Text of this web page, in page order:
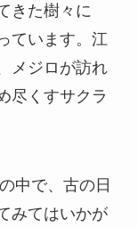
きた樹々に
ています。江
メジロが訪れ
尽くすサクラ
中で、古の日
みてはいかが